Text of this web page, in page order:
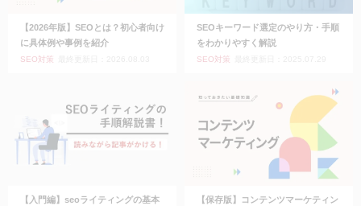
【2026年版】SEOとは？初心者向け
に具体例や事例を紹介
SEO対策
SEOキーワード選定のやり方・手順
をわかりやすく解説
SEO対策
【入門編】seoライティングの基本
【保存版】コンテンツマーケティン